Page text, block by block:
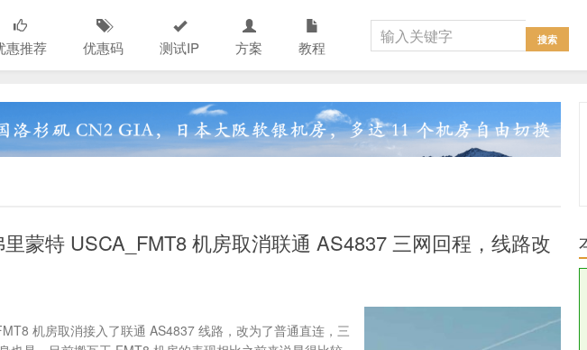
惠推荐 优惠码 测试IP 方案 教程
蒙特 USCA_FMT8 机房取消联通 AS4837 三网回程，线路改
机房取消接入了联通 AS4837 线路，改为了普通直连，三